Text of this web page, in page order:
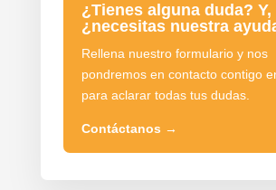
¿Tienes alguna duda? Y,
¿necesitas nuestra
Rellena nuestro formulario y nos
pondremos en contacto contigo
para aclarar todas tus dudas.
Contáctanos →